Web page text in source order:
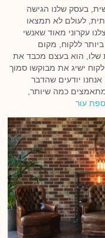
בעסק שלנו הגישה
לעולם לא תמצאו
עקרוני מאוד שאנשי
ללקוח, מקום
שלו, הוא בעצם מכבד את
ישיג את מבוקשו סמוך
יודעים שהדבר
כמה שיותר,
ספת עור